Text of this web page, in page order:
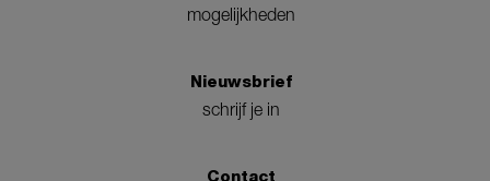
mogelijkheden
Nieuwsbrief
schrijf je in
Contact